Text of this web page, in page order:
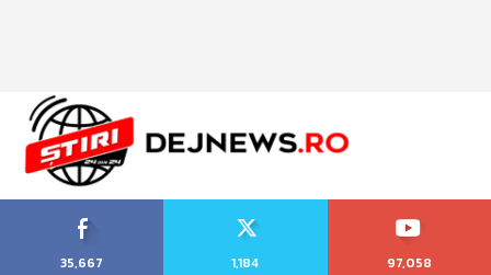
35,667
1,184
97,058